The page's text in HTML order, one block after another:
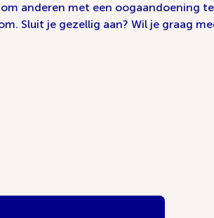
anderen met een oogaandoening te
Sluit je gezellig aan? Wil je graag